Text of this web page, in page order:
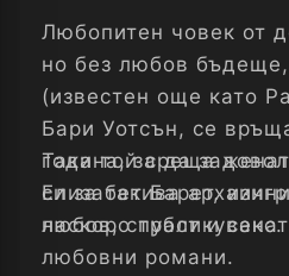
Любопитен човек от
но без любов
(известен още като
Бари Уотсън, се
година, за да
си за такива
любов, страст и секс.
Така той среща
Елизабет Барет,
наскоро
любовни романи.